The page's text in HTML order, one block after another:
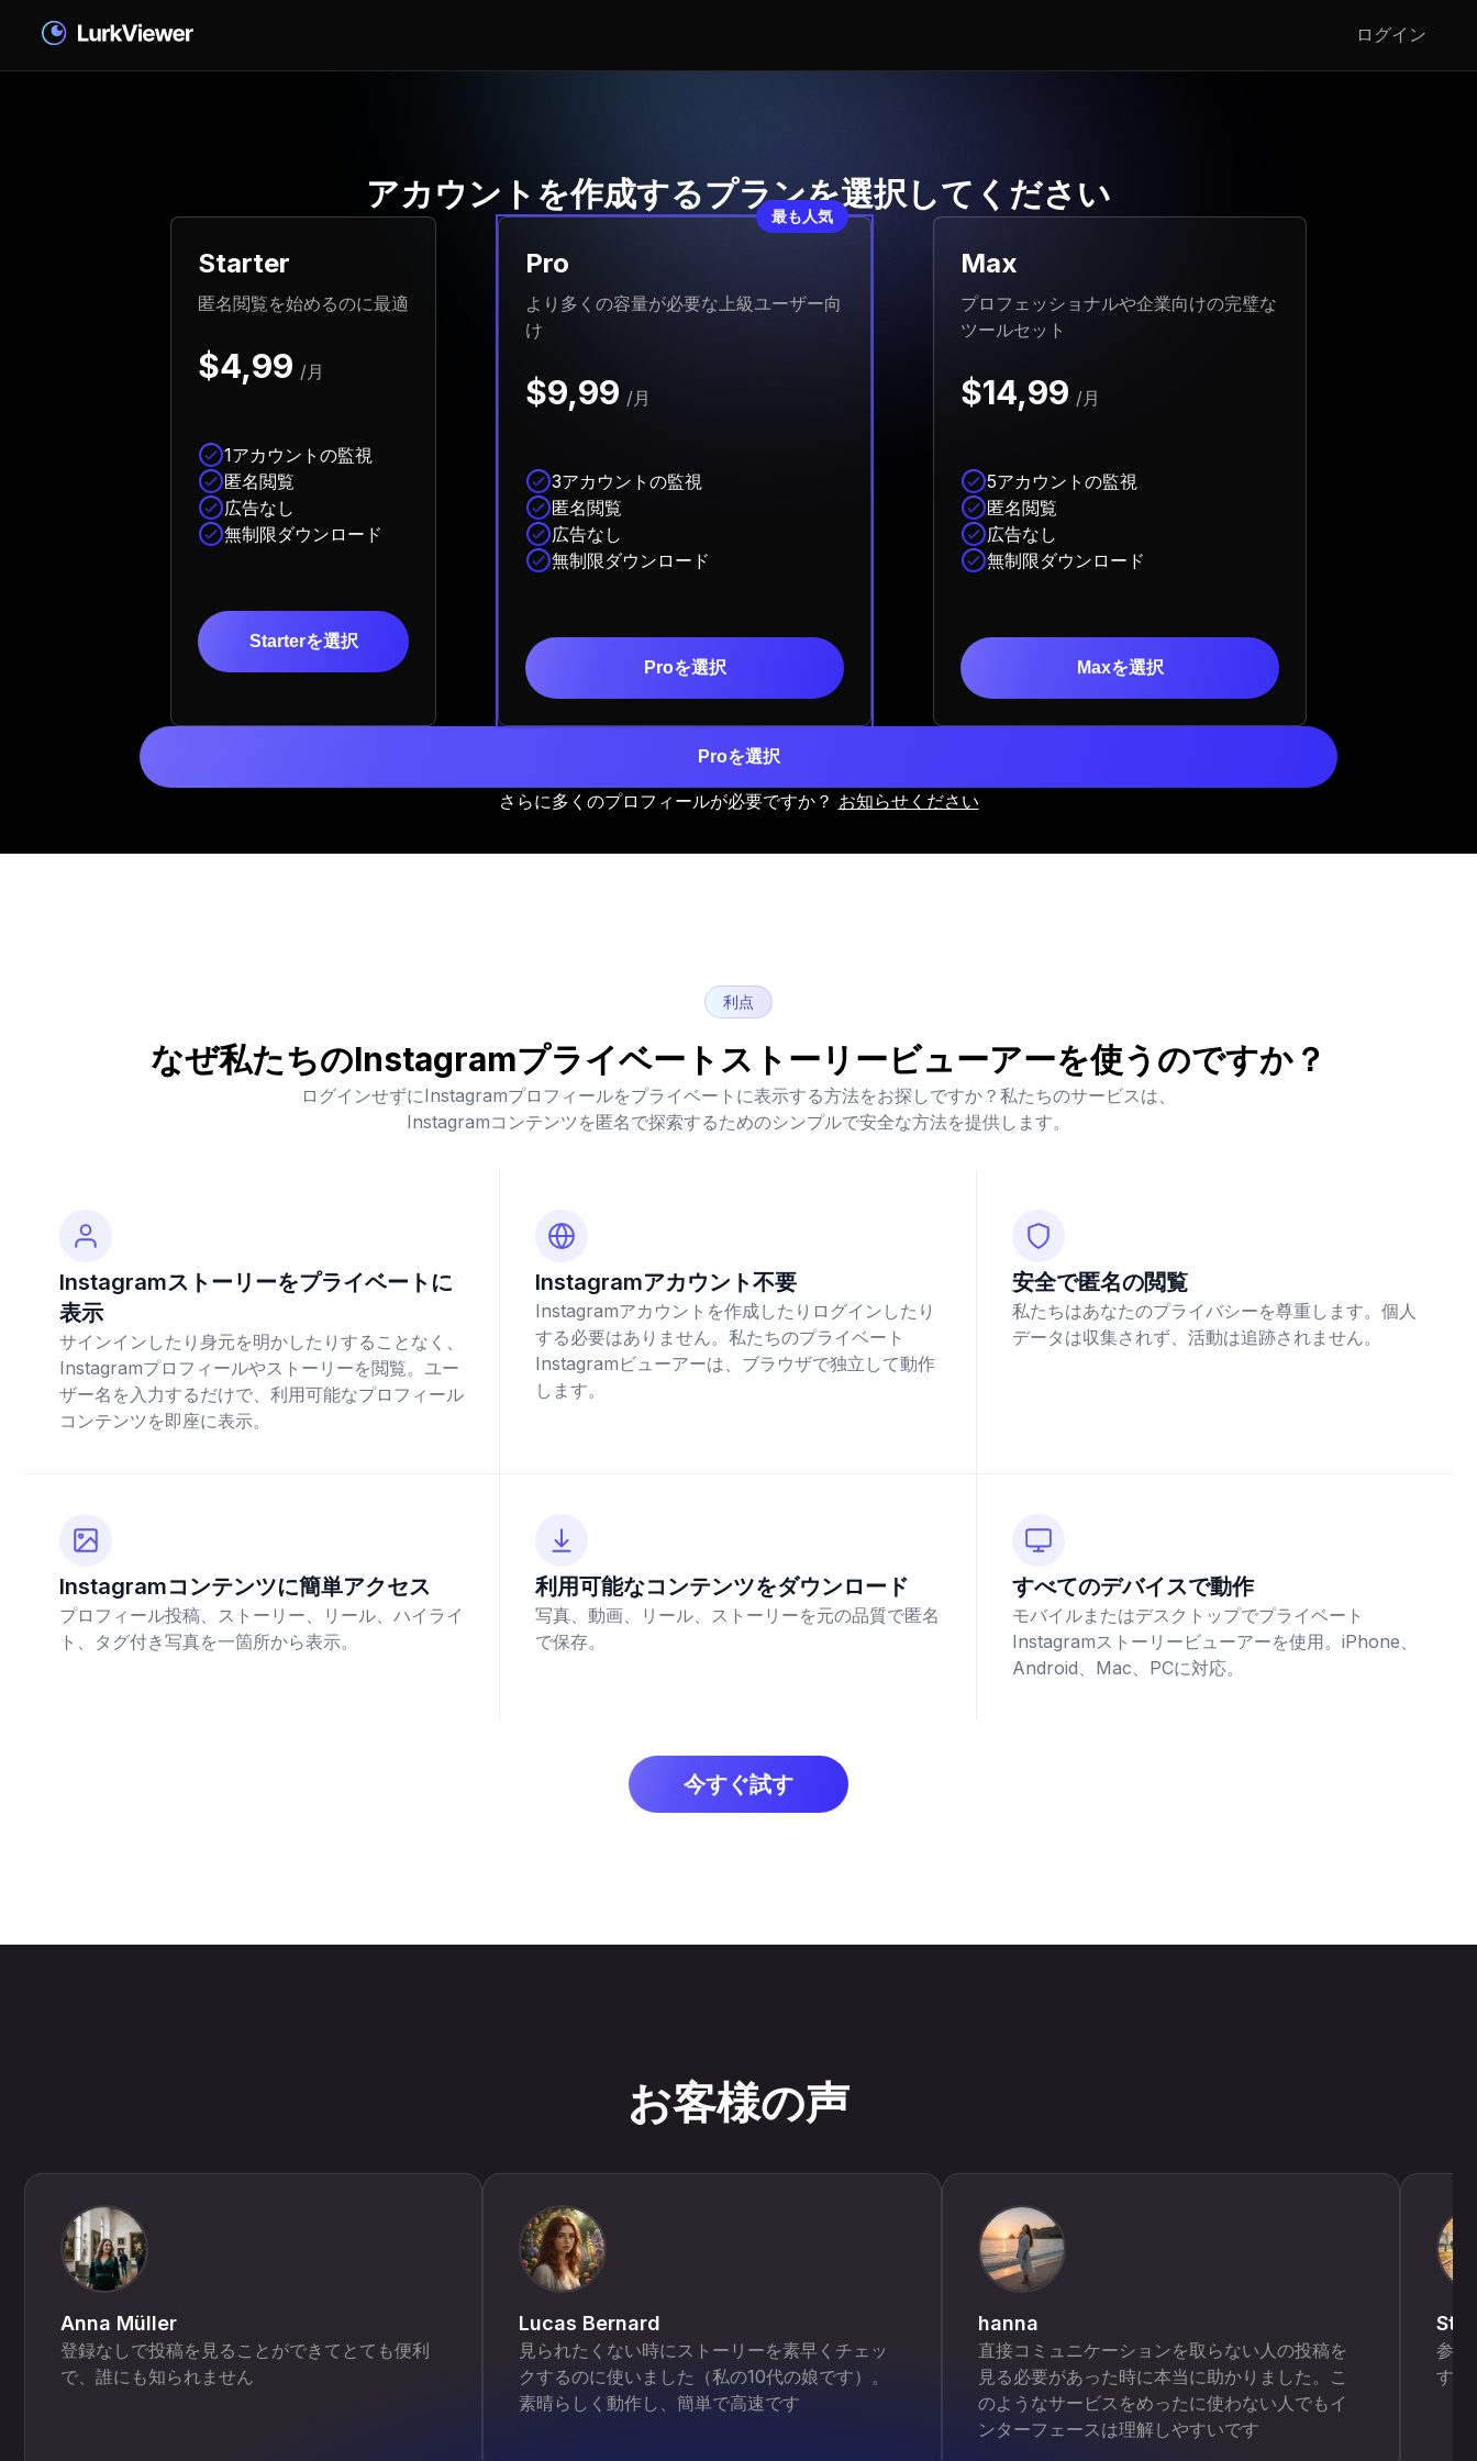
ログイン
アカウントを作成するプランを選択してください
Starter
匿名閲覧を始めるのに最適
$4,99 /月
1アカウントの監視
匿名閲覧
広告なし
無制限ダウンロード
Starterを選択
最も人気
Pro
より多くの容量が必要な上級ユーザー向
け
$9,99 /月
3アカウントの監視
匿名閲覧
広告なし
無制限ダウンロード
Proを選択
Max
プロフェッショナルや企業向けの完璧な
ツールセット
$14,99 /月
5アカウントの監視
匿名閲覧
広告なし
無制限ダウンロード
Maxを選択
Proを選択
さらに多くのプロフィールが必要ですか？ お知らせください
利点
なぜ私たちのInstagramプライベートストーリービューアーを使うのですか？
ログインせずにInstagramプロフィールをプライベートに表示する方法をお探しですか？私たちのサービスは、
Instagramコンテンツを匿名で探索するためのシンプルで安全な方法を提供します。
Instagramストーリーをプライベートに
表示
サインインしたり身元を明かしたりすることなく、
Instagramプロフィールやストーリーを閲覧。ユー
ザー名を入力するだけで、利用可能なプロフィール
コンテンツを即座に表示。
Instagramアカウント不要
Instagramアカウントを作成したりログインしたり
する必要はありません。私たちのプライベート
Instagramビューアーは、ブラウザで独立して動作
します。
安全で匿名の閲覧
私たちはあなたのプライバシーを尊重します。個人
データは収集されず、活動は追跡されません。
Instagramコンテンツに簡単アクセス
プロフィール投稿、ストーリー、リール、ハイライ
ト、タグ付き写真を一箇所から表示。
利用可能なコンテンツをダウンロード
写真、動画、リール、ストーリーを元の品質で匿名
で保存。
すべてのデバイスで動作
モバイルまたはデスクトップでプライベート
Instagramストーリービューアーを使用。iPhone、
Android、Mac、PCに対応。
今すぐ試す
お客様の声
Anna Müller
登録なしで投稿を見ることができてとても便利
で、誰にも知られません
Lucas Bernard
見られたくない時にストーリーを素早くチェッ
クするのに使いました（私の10代の娘です）。
素晴らしく動作し、簡単で高速です
hanna
直接コミュニケーションを取らない人の投稿を
見る必要があった時に本当に助かりました。こ
のようなサービスをめったに使わない人でもイ
ンターフェースは理解しやすいです
参考
する